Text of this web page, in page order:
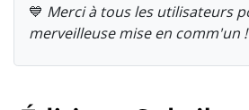
💙 Merci à tous les utilisateurs
merveilleuse mise en comm'un !